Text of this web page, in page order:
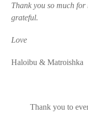
Thank you so much
grateful.
Love
Haloibu & Matroishka
Thank you to